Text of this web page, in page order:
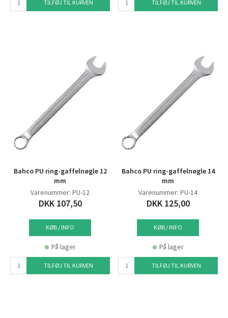
TILFØJ TIL KURVEN TILFØJ TIL KURVEN
Bahco PU ring-gaffelnøgle 12
mm
Varenummer: PU-12
DKK 107,50
KØB / INFO
På lager
TILFØJ TIL KURVEN
Bahco PU ring-gaffelnøgle 14
mm
Varenummer: PU-14
DKK 125,00
KØB / INFO
På lager
TILFØJ TIL KURVEN